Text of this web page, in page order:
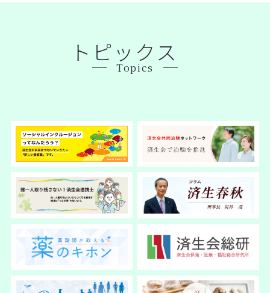
トピックス
Topics